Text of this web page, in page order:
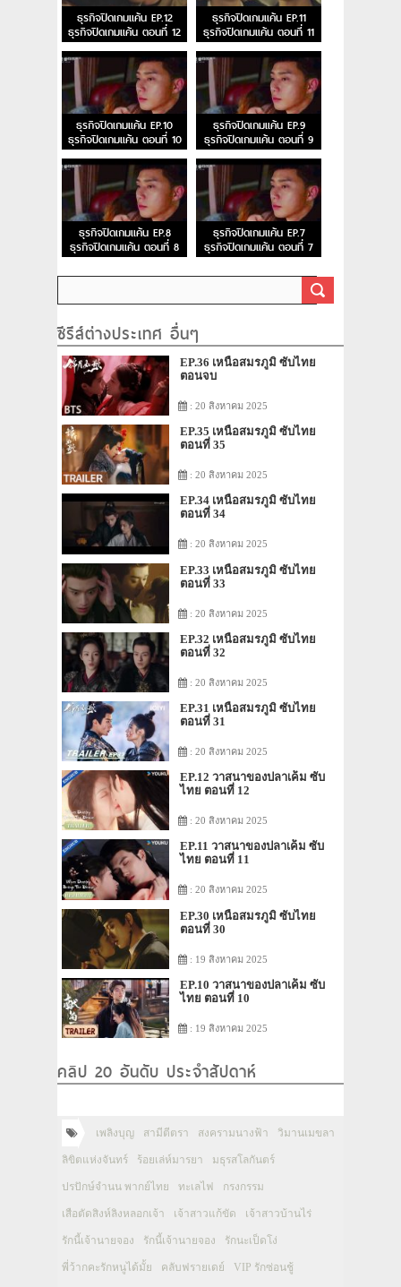
ธุรกิจปิดเกมแค้น EP.12
ธุรกิจปิดเกมแค้น ตอนที่ 12
ธุรกิจปิดเกมแค้น EP.11
ธุรกิจปิดเกมแค้น ตอนที่ 11
ธุรกิจปิดเกมแค้น EP.10
ธุรกิจปิดเกมแค้น ตอนที่ 10
ธุรกิจปิดเกมแค้น EP.9
ธุรกิจปิดเกมแค้น ตอนที่ 9
ธุรกิจปิดเกมแค้น EP.8
ธุรกิจปิดเกมแค้น ตอนที่ 8
ธุรกิจปิดเกมแค้น EP.7
ธุรกิจปิดเกมแค้น ตอนที่ 7
ซีรีส์ต่างประเทศ อื่นๆ
EP.36 เหนือสมรภูมิ ซับไทย
ตอนจบ
: 20 สิงหาคม 2025
EP.35 เหนือสมรภูมิ ซับไทย
ตอนที่ 35
: 20 สิงหาคม 2025
EP.34 เหนือสมรภูมิ ซับไทย
ตอนที่ 34
: 20 สิงหาคม 2025
EP.33 เหนือสมรภูมิ ซับไทย
ตอนที่ 33
: 20 สิงหาคม 2025
EP.32 เหนือสมรภูมิ ซับไทย
ตอนที่ 32
: 20 สิงหาคม 2025
EP.31 เหนือสมรภูมิ ซับไทย
ตอนที่ 31
: 20 สิงหาคม 2025
EP.12 วาสนาของปลาเค็ม ซับ
ไทย ตอนที่ 12
: 20 สิงหาคม 2025
EP.11 วาสนาของปลาเค็ม ซับ
ไทย ตอนที่ 11
: 20 สิงหาคม 2025
EP.30 เหนือสมรภูมิ ซับไทย
ตอนที่ 30
: 19 สิงหาคม 2025
EP.10 วาสนาของปลาเค็ม ซับ
ไทย ตอนที่ 10
: 19 สิงหาคม 2025
คลิป 20 อันดับ ประจำสัปดาห์
เพลิงบุญ สามีตีตรา สงครามนางฟ้า วิมานเมขลา
ลิขิตแห่งจันทร์ ร้อยเล่ห์มารยา มธุรสโลกันตร์
ปรปักษ์จำนน พากย์ไทย ทะเลไฟ กรงกรรม
เสือตัดสิงห์ลิงหลอกเจ้า เจ้าสาวแก้ขัด เจ้าสาวบ้านไร่
รักนี้เจ้านายจอง รักนี้เจ้านายจอง รักนะเป็ดโง่
พี่ว้ากคะรักหนูได้มั้ย คลับฟรายเดย์ VIP รักซ่อนชู้